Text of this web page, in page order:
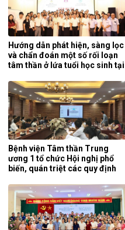
Hướng dẫn phát hiện, sàng lọc
và chẩn đoán một số rối loạn
tâm thần ở lứa tuổi học sinh tại
Bệnh viện Tâm thần Trung
ương 1 tổ chức Hội nghị phổ
biến, quán triệt các quy định